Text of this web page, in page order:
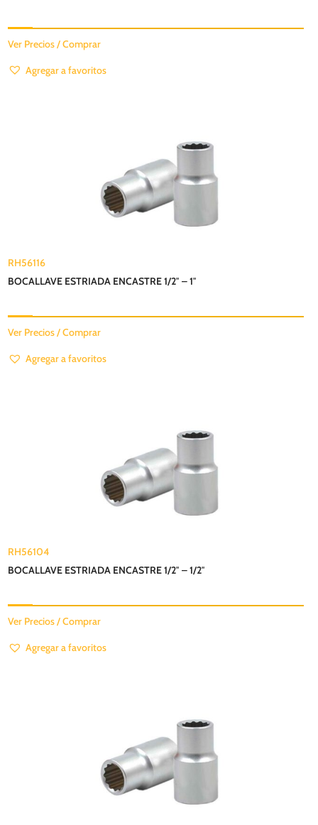
Ver Precios / Comprar
Agregar a favoritos
RH56116
BOCALLAVE ESTRIADA ENCASTRE 1/2″ – 1″
Ver Precios / Comprar
Agregar a favoritos
RH56104
BOCALLAVE ESTRIADA ENCASTRE 1/2″ – 1/2″
Ver Precios / Comprar
Agregar a favoritos